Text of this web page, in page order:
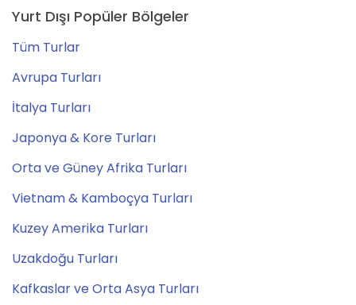
Yurt Dışı Popüler Bölgeler
Tüm Turlar
Avrupa Turları
İtalya Turları
Japonya & Kore Turları
Orta ve Güney Afrika Turları
Vietnam & Kamboçya Turları
Kuzey Amerika Turları
Uzakdoğu Turları
Kafkaslar ve Orta Asya Turları